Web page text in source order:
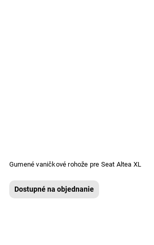
Gumené vaničkové rohože pre Seat Altea XL
Dostupné na objednanie